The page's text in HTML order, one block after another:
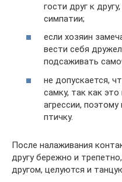
гости друг к
симпатии;
если хозяин
вести себя
подсаживать
не допускается,
самку, так как
агрессии,
птичку.
После налаживания
другу бережно и
другом, целуются и